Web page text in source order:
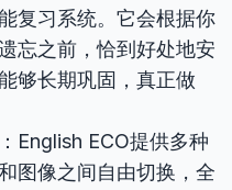
复习系统。它会根据你
忘之前，恰到好处地安
够长期巩固，真正做
English ECO提供多种
图像之间自由切换，全